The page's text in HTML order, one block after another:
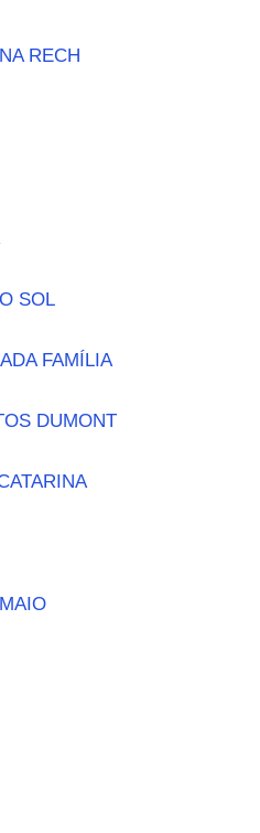
RECH
SOL
FAMÍLIA
DUMONT